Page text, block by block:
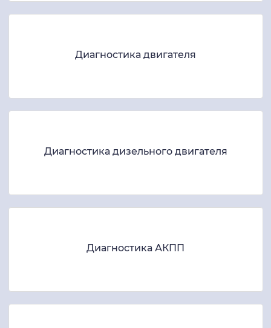
Диагностика двигателя
Диагностика дизельного двигателя
Диагностика АКПП